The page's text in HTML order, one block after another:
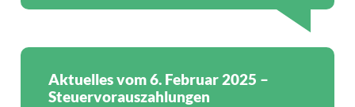
Aktuelles vom 6. Februar 2025 –
Steuervorauszahlungen